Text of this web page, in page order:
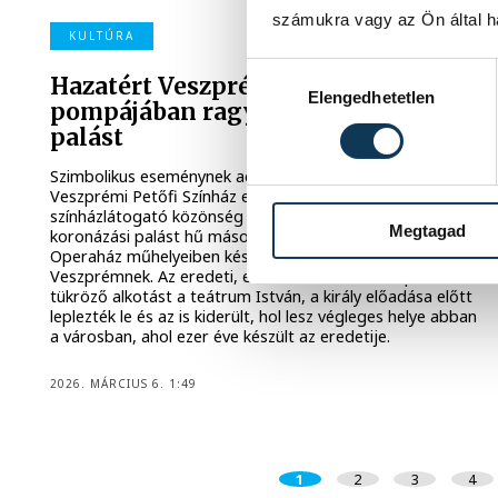
számukra vagy az Ön által
Hozzájárulás kiválasztása
Elengedhetetlen
Megtagad
KULTÚRA
Hazatért Veszprémbe az eredeti
pompájában ragyogó koronázási
palást
Szimbolikus eseménynek adott otthont csütörtök este a
Veszprémi Petőfi Színház előcsarnoka, ahol a
színházlátogató közönség előtt mutatták be a magyar
koronázási palást hű másolatát, ami Magyar Állami
Operaház műhelyeiben készült el és ajándékoztak
Veszprémnek. Az eredeti, ezer évvel ezelőtti állapotot
tükröző alkotást a teátrum István, a király előadása előtt
leplezték le és az is kiderült, hol lesz végleges helye abban
a városban, ahol ezer éve készült az eredetije.
2026. MÁRCIUS 6. 1:49
1 2 3 4